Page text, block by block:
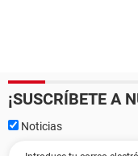
¡SUSCRÍBETE A
Noticias